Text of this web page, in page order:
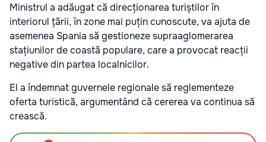
Ministrul a adăugat că direcționarea turiștilor în
interiorul țării, în zone mai puțin cunoscute, va ajuta de
asemenea Spania să gestioneze supraaglomerarea
stațiunilor de coastă populare, care a provocat reacții
negative din partea localnicilor.
El a îndemnat guvernele regionale să reglementeze
oferta turistică, argumentând că cererea va continua să
crească.